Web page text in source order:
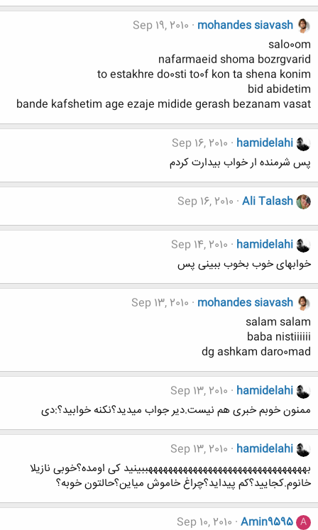
mohandes siavash
Sep 19, 2010
salo0om
nafarmaeid shoma bozrgvarid
to estakhre do0sti to0f kon ta shena konim
bid abidetim
bande kafshetim age ezaje midide gerash bezanam vasat
hamidelahi
Sep 16, 2010
پس شرمنده ار خواب بيدارت كردم
Ali Talash
Sep 16, 2010
hamidelahi
Sep 14, 2010
خوابهای خوب بخوب ببینی پس
mohandes siavash
Sep 13, 2010
salam salam
baba nistiiiiii
dg ashkam daro0mad
hamidelahi
Sep 13, 2010
ممنون خوبم خبری هم نیست.دیر جواب میدید؟نکنه خوابید؟:دی
hamidelahi
Sep 13, 2010
بههههههههههههههههههههههههههههههههببینید کی اومده؟خوبی نازیلا
خانوم.کجایید؟کم پیداید؟چراغ خاموش میاین؟حالتون خوبه؟
A
Amin9595
Sep 10, 2010